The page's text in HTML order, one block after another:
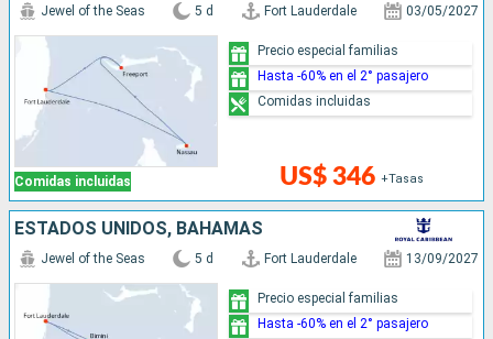
Comidas incluidas
Jewel of the Seas 5 d Fort Lauderdale 03/05/2027
US$ 346 +Tasas
Precio especial familias
Hasta -60% en el 2° pasajero
Comidas incluidas
ESTADOS UNIDOS, BAHAMAS
Jewel of the Seas 5 d Fort Lauderdale 13/09/2027
Precio especial familias
Hasta -60% en el 2° pasajero